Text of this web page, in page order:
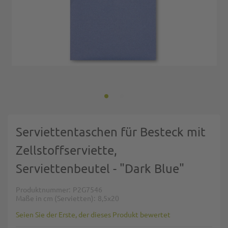
Serviettentaschen für Besteck mit
Zellstoffserviette,
Serviettenbeutel - "Dark Blue"
Produktnummer P2G7546
Maße in cm (Servietten)
8,5x20
Seien Sie der Erste, der dieses Produkt bewertet